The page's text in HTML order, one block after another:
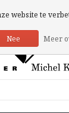
website te
Nee Meer